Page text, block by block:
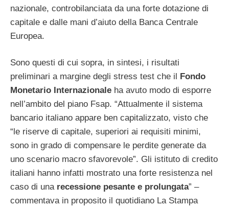
nazionale, controbilanciata da una forte dotazione di
capitale e dalle mani d’aiuto della Banca Centrale
Europea.
Sono questi di cui sopra, in sintesi, i risultati
preliminari a margine degli stress test che il
Fondo
Monetario Internazionale ha avuto modo di esporre
nell’ambito del piano Fsap. “Attualmente il sistema
bancario italiano appare ben capitalizzato, visto che
“le riserve di capitale, superiori ai requisiti minimi,
sono in grado di compensare le perdite generate da
uno scenario macro sfavorevole”. Gli istituto di credito
italiani hanno infatti mostrato una forte resistenza nel
caso di una recessione pesante e prolungata” –
commentava in proposito il quotidiano La Stampa